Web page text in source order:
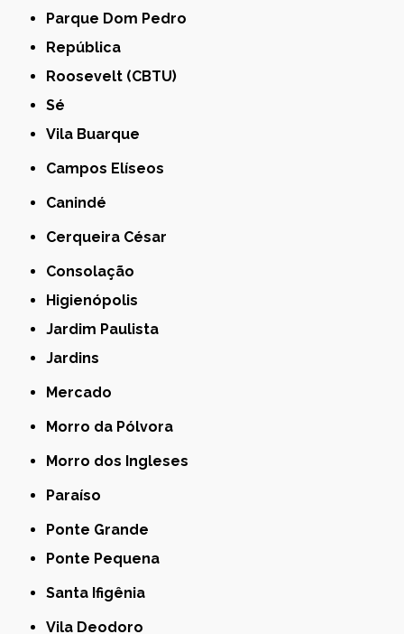
Parque Dom Pedro
República
Roosevelt (CBTU)
Sé
Vila Buarque
Campos Elíseos
Canindé
Cerqueira César
Consolação
Higienópolis
Jardim Paulista
Jardins
Mercado
Morro da Pólvora
Morro dos Ingleses
Paraíso
Ponte Grande
Ponte Pequena
Santa Ifigênia
Vila Deodoro